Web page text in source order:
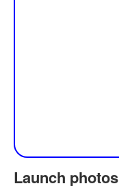
Launch photos